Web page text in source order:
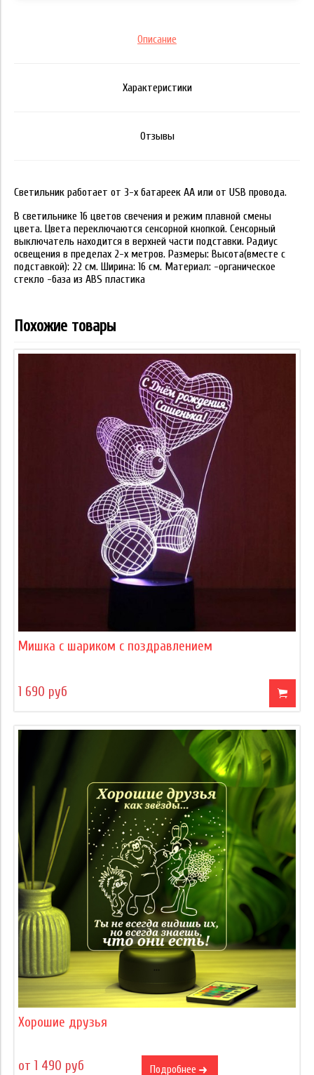
Описание
Характеристики
Отзывы
Светильник работает от 3-х батареек АА или от USB провода.
В светильнике 16 цветов свечения и режим плавной смены
цвета. Цвета переключаются сенсорной кнопкой. Сенсорный
выключатель находится в верхней части подставки. Радиус
освещения в пределах 2-х метров. Размеры: Высота(вместе с
подставкой): 22 см. Ширина: 16 см. Материал: -органическое
стекло -база из ABS пластика
Похожие товары
Мишка с шариком с поздравлением
1 690 руб
Хорошие друзья
от 1 490 руб Подробнее